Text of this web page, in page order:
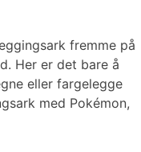
fremme på
Her er det bare å
eller fargelegge
med Pokémon,